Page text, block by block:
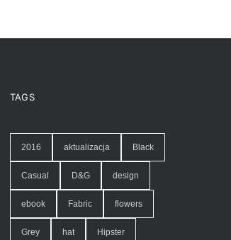
TAGS
2016 aktualizacja Black
Casual D&G design
ebook Fabric flowers
Grey hat Hipster